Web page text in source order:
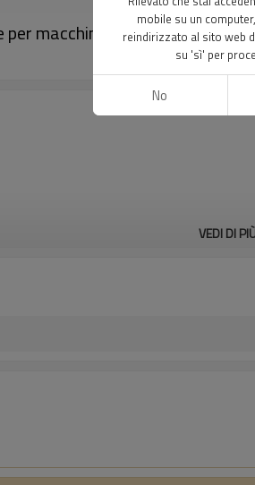
macchine｜DADISICK
VEDI DI
mobile su un
reindirizzato al sito web
su 'sì' per
No